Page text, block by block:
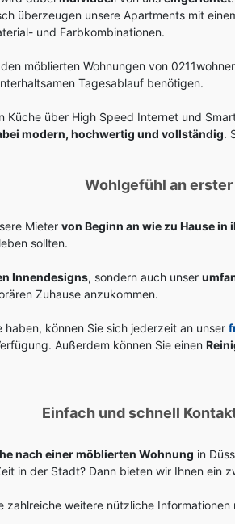
überzeugen unsere Apartments mit
und Farbkombinationen.
möblierten Wohnungen von
Tagesablauf benötigen.
über High Speed Internet und
modern, hochwertig und vollständig.
Wohlgefühl an
Mieter von Beginn an wie zu Hause
sollten.
Innendesigns, sondern auch unser
Zuhause anzukommen.
haben, können Sie sich jederzeit an unser
Außerdem können Sie einen
Einfach und schnell
nach einer möblierten Wohnung in
in der Stadt? Dann bieten wir Ihnen ein
zahlreiche weitere nützliche Informationen